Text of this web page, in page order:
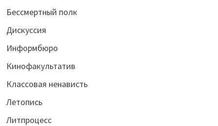
Бессмертный полк
Дискуссия
Информбюро
Кинофакультатив
Классовая ненависть
Летопись
Литпроцесс